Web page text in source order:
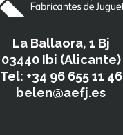
La Ballaora, 1 Bj
03440 Ibi (Alicante)
Tel: +34 96 655 11 46
belen@aefj.es